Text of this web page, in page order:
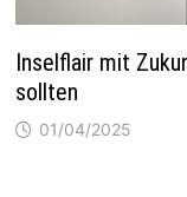
Inselflair mit
sollten
01/04/2025